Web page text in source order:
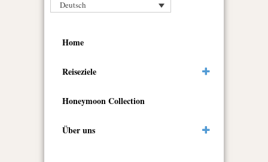
Deutsch
Home
Reiseziele
Honeymoon Collection
Über uns